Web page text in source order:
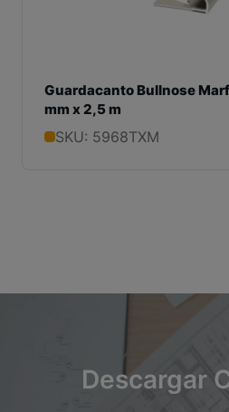
Guardacanto Bullnose
mm x 2,5 m
SKU: 5968TXM
Descargar